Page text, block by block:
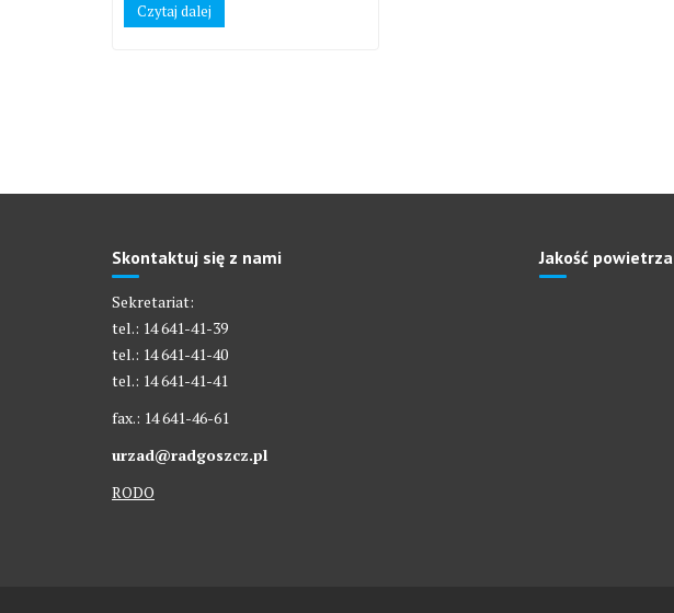
Czytaj dalej
Skontaktuj się z nami
Sekretariat:
tel.: 14 641-41-39
tel.: 14 641-41-40
tel.: 14 641-41-41
fax.: 14 641-46-61
urzad@radgoszcz.pl
RODO
Jakość powietrza